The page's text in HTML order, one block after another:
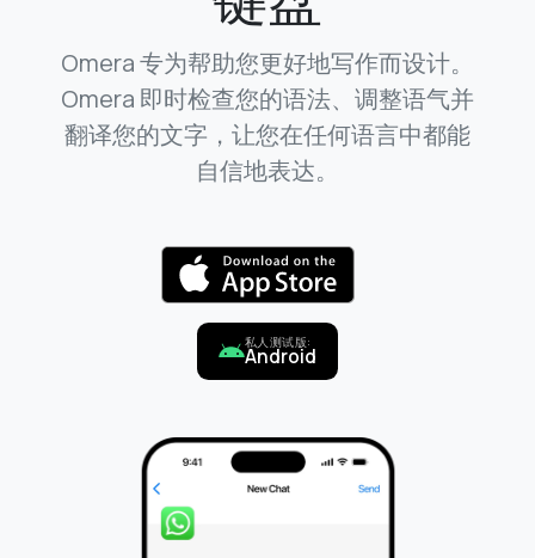
Omera 专为帮助您更好地写作而设计。
Omera 即时检查您的语法、调整语气并
翻译您的文字，让您在任何语言中都能
自信地表达。
私人测试版:
Android